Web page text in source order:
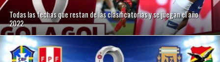
Todas las fechas que restan de las clasificatorias y se juegan el año
2022